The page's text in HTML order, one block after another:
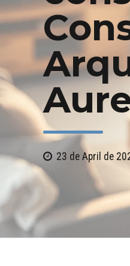
23 de April de